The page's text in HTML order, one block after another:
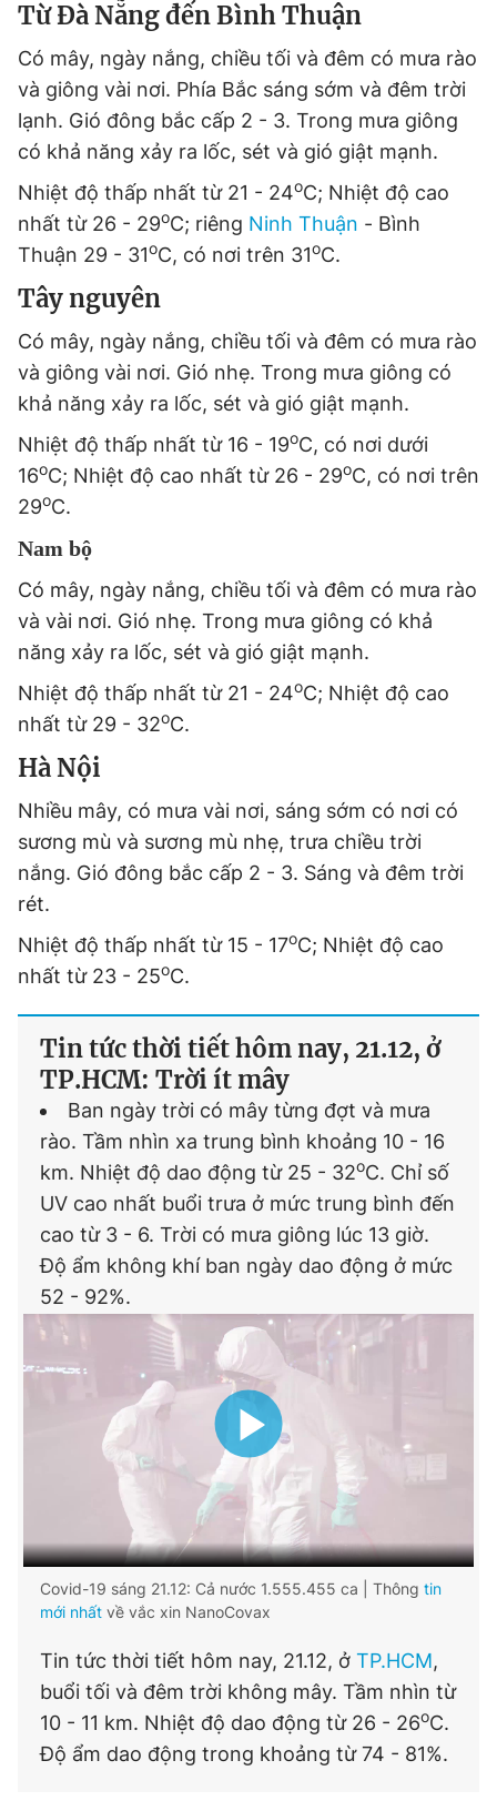
Từ Đà Nẵng đến Bình Thuận
Có mây, ngày nắng, chiều tối và đêm có mưa rào
và giông vài nơi. Phía Bắc sáng sớm và đêm trời
lạnh. Gió đông bắc cấp 2 - 3. Trong mưa giông
có khả năng xảy ra lốc, sét và gió giật mạnh.
Nhiệt độ thấp nhất từ 21 - 24oC; Nhiệt độ cao
nhất từ 26 - 29oC; riêng Ninh Thuận - Bình
Thuận 29 - 31oC, có nơi trên 31oC.
Tây nguyên
Có mây, ngày nắng, chiều tối và đêm có mưa rào
và giông vài nơi. Gió nhẹ. Trong mưa giông có
khả năng xảy ra lốc, sét và gió giật mạnh.
Nhiệt độ thấp nhất từ 16 - 19oC, có nơi dưới
16oC; Nhiệt độ cao nhất từ 26 - 29oC, có nơi trên
29oC.
Nam bộ
Có mây, ngày nắng, chiều tối và đêm có mưa rào
và vài nơi. Gió nhẹ. Trong mưa giông có khả
năng xảy ra lốc, sét và gió giật mạnh.
Nhiệt độ thấp nhất từ 21 - 24oC; Nhiệt độ cao
nhất từ 29 - 32oC.
Hà Nội
Nhiều mây, có mưa vài nơi, sáng sớm có nơi có
sương mù và sương mù nhẹ, trưa chiều trời
nắng. Gió đông bắc cấp 2 - 3. Sáng và đêm trời
rét.
Nhiệt độ thấp nhất từ 15 - 17oC; Nhiệt độ cao
nhất từ 23 - 25oC.
Tin tức thời tiết hôm nay, 21.12, ở
TP.HCM: Trời ít mây
Ban ngày trời có mây từng đợt và mưa
rào. Tầm nhìn xa trung bình khoảng 10 - 16
km. Nhiệt độ dao động từ 25 - 32oC. Chỉ số
UV cao nhất buổi trưa ở mức trung bình đến
cao từ 3 - 6. Trời có mưa giông lúc 13 giờ.
Độ ẩm không khí ban ngày dao động ở mức
52 - 92%.
Covid-19 sáng 21.12: Cả nước 1.555.455 ca | Thông tin
mới nhất về vắc xin NanoCovax
Tin tức thời tiết hôm nay, 21.12, ở TP.HCM,
buổi tối và đêm trời không mây. Tầm nhìn từ
10 - 11 km. Nhiệt độ dao động từ 26 - 26oC.
Độ ẩm dao động trong khoảng từ 74 - 81%.